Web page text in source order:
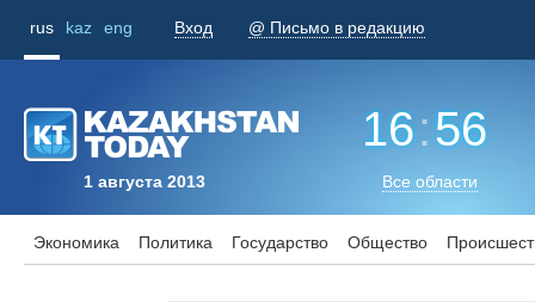
rus kaz eng Вход @ Письмо в редакцию
1 августа 2013
16:56
Все области
Экономика Политика Государство Общество